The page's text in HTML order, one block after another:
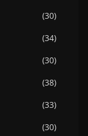
(30)
(34)
(30)
(38)
(33)
(30)